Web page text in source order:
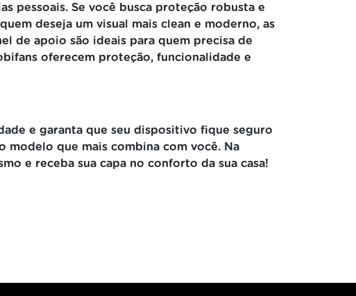
pessoais. Se você busca proteção robusta e
deseja um visual mais clean e moderno, as
de apoio são ideais para quem precisa de
oferecem proteção, funcionalidade e
e garanta que seu dispositivo fique seguro
modelo que mais combina com você. Na
e receba sua capa no conforto da sua casa!